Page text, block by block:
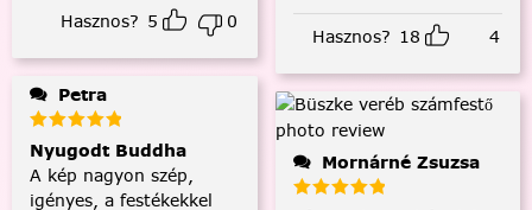
Hasznos? 5 0
Petra
Nyugodt Buddha
A kép nagyon szép,
igényes, a festékekkel
Hasznos? 18 4
Mornárné Zsuzsa